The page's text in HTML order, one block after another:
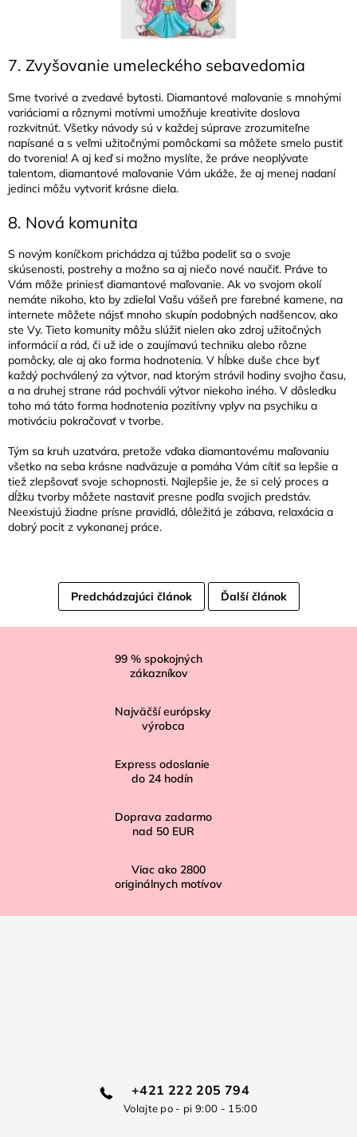
7. Zvyšovanie umeleckého sebavedomia
Sme tvorivé a zvedavé bytosti. Diamantové maľovanie s mnohými
variáciami a rôznymi motívmi umožňuje kreativite doslova
rozkvitnúť. Všetky návody sú v každej súprave zrozumiteľne
napísané a s veľmi užitočnými pomôckami sa môžete smelo pustiť
do tvorenia! A aj keď si možno myslíte, že práve neoplývate
talentom, diamantové maľovanie Vám ukáže, že aj menej nadaní
jedinci môžu vytvoriť krásne diela.
8. Nová komunita
S novým koníčkom prichádza aj túžba podeliť sa o svoje
skúsenosti, postrehy a možno sa aj niečo nové naučiť. Práve to
Vám môže priniesť diamantové maľovanie. Ak vo svojom okolí
nemáte nikoho, kto by zdieľal Vašu vášeň pre farebné kamene, na
internete môžete nájsť mnoho skupín podobných nadšencov, ako
ste Vy. Tieto komunity môžu slúžiť nielen ako zdroj užitočných
informácií a rád, či už ide o zaujímavú techniku alebo rôzne
pomôcky, ale aj ako forma hodnotenia. V hĺbke duše chce byť
každý pochválený za výtvor, nad ktorým strávil hodiny svojho času,
a na druhej strane rád pochváli výtvor niekoho iného. V dôsledku
toho má táto forma hodnotenia pozitívny vplyv na psychiku a
motiváciu pokračovať v tvorbe.
Tým sa kruh uzatvára, pretože vďaka diamantovému maľovaniu
všetko na seba krásne nadväzuje a pomáha Vám cítiť sa lepšie a
tiež zlepšovať svoje schopnosti. Najlepšie je, že si celý proces a
dĺžku tvorby môžete nastaviť presne podľa svojich predstáv.
Neexistujú žiadne prísne pravidlá, dôležitá je zábava, relaxácia a
dobrý pocit z vykonanej práce.
Predchádzajúci článok Ďalší článok
99 % spokojných
zákazníkov
Najväčší európsky
výrobca
Express odoslanie
do 24 hodín
Doprava zadarmo
nad 50 EUR
Viac ako 2800
originálnych motívov
+421 222 205 794
Volajte po - pi 9:00 - 15:00